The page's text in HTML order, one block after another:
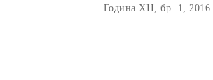
Година XII, бр. 1, 2016